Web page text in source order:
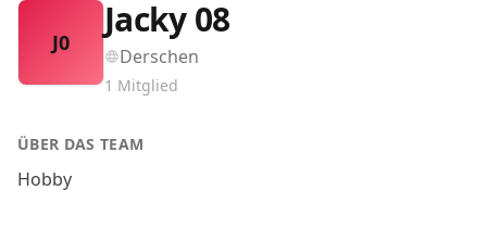
J0
Jacky 08
Derschen
1 Mitglied
ÜBER DAS TEAM
Hobby